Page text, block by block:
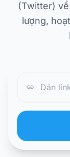
(Twitter)
lượng,